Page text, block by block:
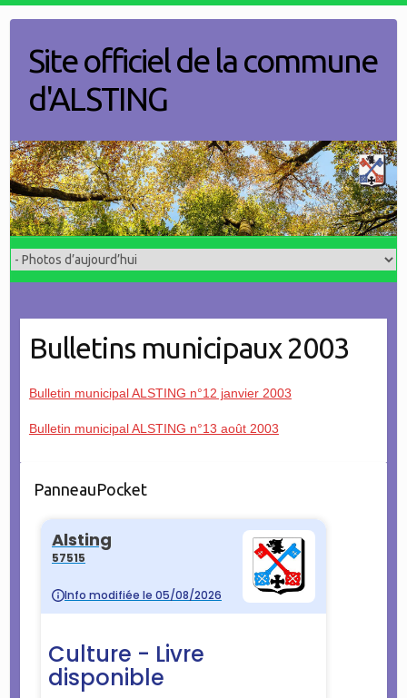
contentSite officiel de la commune
d'ALSTING
Bulletins municipaux 2003
Bulletin municipal ALSTING n°12 janvier 2003
Bulletin municipal ALSTING n°13 août 2003
PanneauPocket